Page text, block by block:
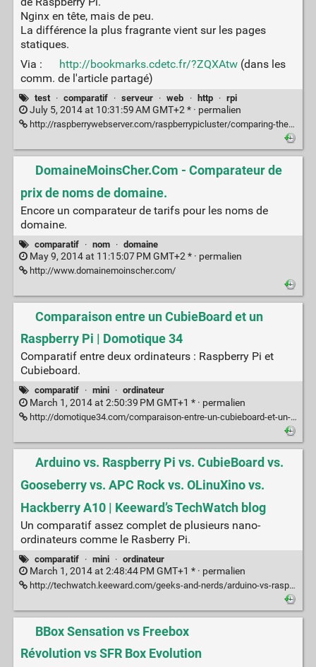
Nginx en tête, mais de peu.
La différence la plus fragrante vient sur les pages
statiques.
Via :
http://bookmarks.cdetc.fr/?ZQXAtw(dans les
comm. de l'article partagé)
test · comparatif · serveur · web · http · rpi
July 5, 2014 at 10:31:59 AM GMT+2 * · permalien
http://raspberrywebserver.com/raspberrypicluster/comparing-the-performance-of-nginx-and-apache-web-servers.html
DomaineMoinsCher.Com - Comparateur de
prix de noms de domaine.
Encore un comparateur de tarifs pour les noms de
domaine.
comparatif · nom · domaine
May 9, 2014 at 11:15:07 PM GMT+2 * · permalien
http://www.domainemoinscher.com/
Comparaison entre un CubieBoard et un
Raspberry Pi | Domotique 34
Comparatif entre deux ordinateurs : Raspberry Pi et
Cubieboard.
comparatif · mini · ordinateur
March 1, 2014 at 2:50:39 PM GMT+1 * · permalien
http://domotique34.com/comparaison-entre-un-cubieboard-et-un-raspberry-pi/
Arduino vs. Raspberry Pi vs. CubieBoard vs.
Gooseberry vs. APC Rock vs. OLinuXino vs.
Hackberry A10 | Keeward’s TechWatch blog
Un comparatif assez complet de plusieurs nano-
ordinateurs comme le Rasberry Pi.
comparatif · mini · ordinateur
March 1, 2014 at 2:48:44 PM GMT+1 * · permalien
http://techwatch.keeward.com/geeks-and-nerds/arduino-vs-raspberry-pi-vs-cubieboard-vs-gooseberry-vs-apc-rock-vs-olinuxino-vs-hackberry-a10/
BBox Sensation vs Freebox
Révolution vs SFR Box Evolution